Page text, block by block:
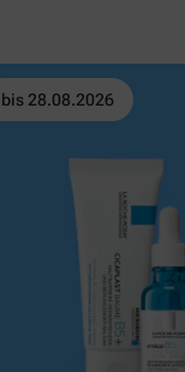
bis 28.08.2026